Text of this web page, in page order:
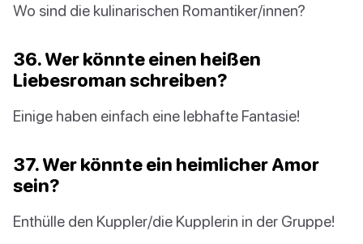
Wo sind die kulinarischen Romantiker/innen?
36. Wer könnte einen heißen
Liebesroman schreiben?
Einige haben einfach eine lebhafte Fantasie!
37. Wer könnte ein heimlicher Amor
sein?
Enthülle den Kuppler/die Kupplerin in der Gruppe!